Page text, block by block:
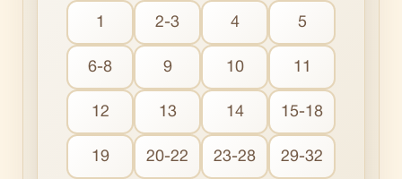
1 2-3 4 5
6-8 9 10 11
12 13 14 15-18
19 20-22 23-28 29-32